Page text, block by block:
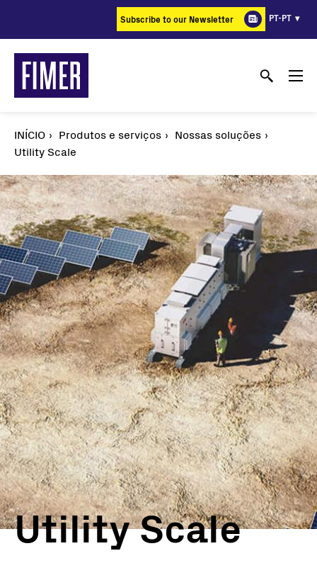
conteúdo
principal
Subscribe to our Newsletter PT-PT
INÍCIO Produtos e serviços
Nossas soluções
Utility Scale
Utility Scale